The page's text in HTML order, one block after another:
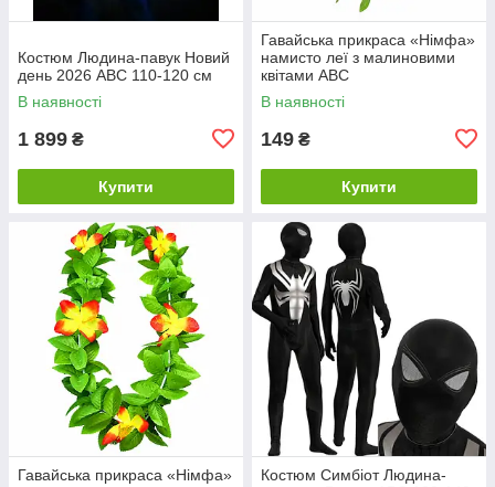
Костюм Людина-павук Новий
день 2026 ABC 110-120 см
В наявності
1 899 ₴
Купити
Гавайська прикраса «Німфа»
намисто леї з малиновими
квітами ABC
В наявності
149 ₴
Купити
Гавайська прикраса «Німфа»
Костюм Симбіот Людина-